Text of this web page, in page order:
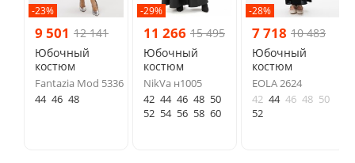
-23%
9 501 12 141
Юбочный
костюм
Fantazia Mod 5336
44 46 48
-29%
11 266 15 495
Юбочный
костюм
NikVa н1005
42 44 46 48 50
52 54 56 58 60
-28%
7 718 10 483
Юбочный
костюм
EOLA 2624
42 44 46 48 50
52